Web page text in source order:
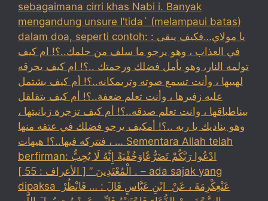
sebagaimana cirri khas Nabi i. Banyak
mengandung unsure I’tida` (melampaui batas)
dalam doa, seperti contoh: : يا مولاي…فكيف يبقى
في العذاب ، وهو يرجو ما سلف من حلمك..؟! ام كيف
تولمه النار، وهو يأمل فضلك ورحمتك ..؟! ام كيف يحرقه
لهيبها ، وأنت تسمع صوته وترىمكانه..؟! أم كيف بشتمل
عليه زفيرها ، وأنت تعلم ضعفة..؟! أم كيف يتقلقل
بيناطباقها ، وانت تعلم صدقه..؟! أم كيف تزجرة زبانيتها ،
وهو يناديك يا ربه ..؟! أمكيف يرجو فضلك في عتقه منها
، فتتركه فيها..؟! هيهات … Sementara Allah telah
berfirman: ادْعُوا رَبَّكُمْ تَضَرُّعًاوَخُفْيَةً إِنَّهُ لَا يُحِبُّ
الْمُعْتَدِينَ ” [ الأعراف : 55 ] . – ada sajak yang
dipaksa ‏عَنْ‏‏عِكْرِمَةَ ‏، ‏عَنْ ‏ ‏ابْنِ عَبَّاسٍ ‏‏قَالَ : … فَانْظُرْ ‏‏